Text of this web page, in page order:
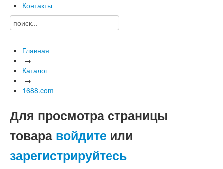
Контакты
Главная
→
Каталог
→
1688.com
Для просмотра страницы
товара войдите или
зарегистрируйтесь